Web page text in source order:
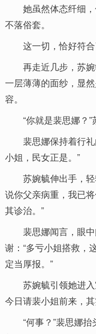
她虽然体态纤细
不落俗套。
这一切，恰好符合
再走近几步，苏
一层薄薄的面纱，显
容。
“你就是裴思娜？”
裴思娜保持着行
小姐，民女正是。”
苏婉毓伸出手，
说你父亲病重，我已
其诊治。”
裴思娜闻言，眼
谢：“多亏小姐搭救，
定当厚报。”
苏婉毓引领她进
今日请裴小姐前来，
“何事？”裴思娜